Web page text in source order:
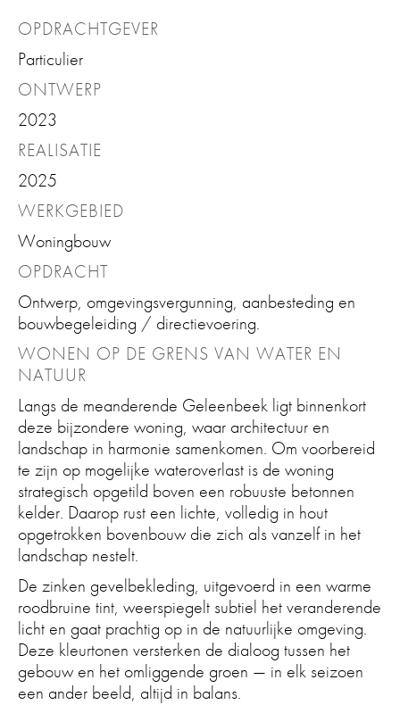
OPDRACHTGEVER
Particulier
ONTWERP
2023
REALISATIE
2025
WERKGEBIED
Woningbouw
OPDRACHT
Ontwerp, omgevingsvergunning, aanbesteding en
bouwbegeleiding / directievoering.
WONEN OP DE GRENS VAN WATER EN
NATUUR
Langs de meanderende Geleenbeek ligt binnenkort
deze bijzondere woning, waar architectuur en
landschap in harmonie samenkomen. Om voorbereid
te zijn op mogelijke wateroverlast is de woning
strategisch opgetild boven een robuuste betonnen
kelder. Daarop rust een lichte, volledig in hout
opgetrokken bovenbouw die zich als vanzelf in het
landschap nestelt.
De zinken gevelbekleding, uitgevoerd in een warme
roodbruine tint, weerspiegelt subtiel het veranderende
licht en gaat prachtig op in de natuurlijke omgeving.
Deze kleurtonen versterken de dialoog tussen het
gebouw en het omliggende groen — in elk seizoen
een ander beeld, altijd in balans.